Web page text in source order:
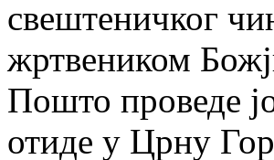
свештеничког
жртвеником
Пошто проведе
отиде у Црну